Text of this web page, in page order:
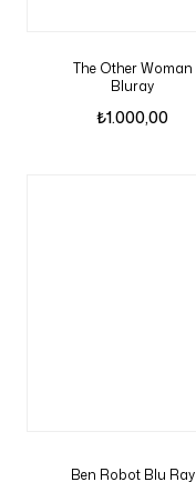
The Other Woman
Bluray
₺1.000,00
Ben Robot Blu Ray